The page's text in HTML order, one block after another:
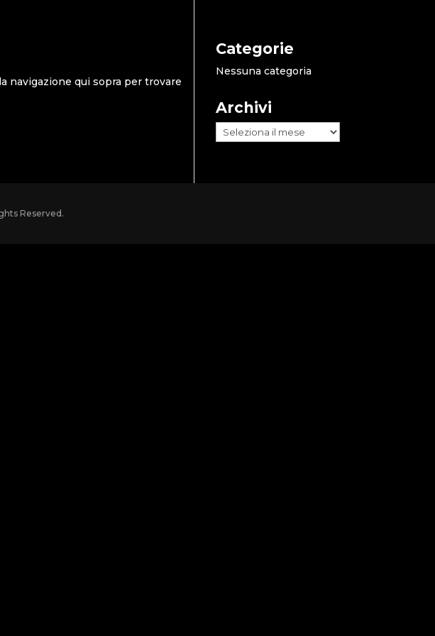
navigazione qui sopra per trovare
Categorie
Nessuna categoria
Archivi
Archivi
Reserved.